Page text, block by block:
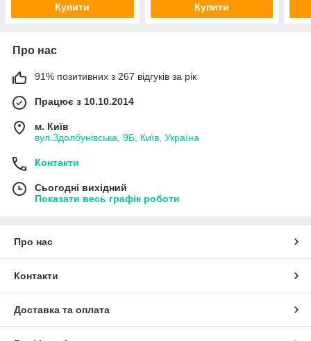
Купити Купити
Про нас
91% позитивних з 267 відгуків за рік
Працює з 10.10.2014
м. Київ
вул.Здолбунівська, 9Б, Київ, Україна
Контакти
Сьогодні вихідний
Показати весь графік роботи
Про нас
Контакти
Доставка та оплата